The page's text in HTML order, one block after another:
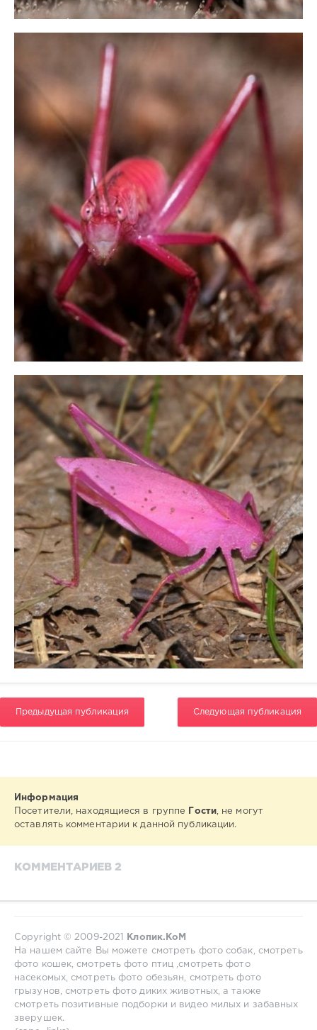
Предыдущая публикация Следующая публикация
Информация
Посетители, находящиеся в группе
Гости, не могут
оставлять комментарии к данной публикации.
КОММЕНТАРИЕВ 2
Copyright © 2009-2021
Клопик.КоМ
На нашем сайте Вы можете смотреть фото собак, смотреть
фото кошек, смотреть фото птиц ,смотреть фото
насекомых, смотреть фото обезьян, смотреть фото
грызунов, смотреть фото диких животных, а также
смотреть позитивные подборки и видео милых и забавных
зверушек.